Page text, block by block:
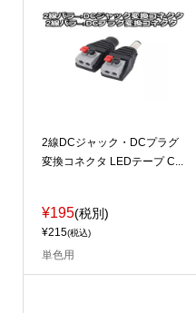
2線DCジャック・DCプラグ
変換コネクタ LEDテープ C...
¥195(税別)
¥215(税込)
単色用